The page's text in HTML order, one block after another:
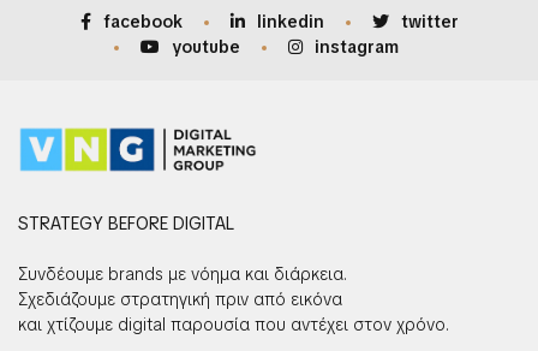
facebook linkedin
twitter
youtube
instagram
STRATEGY BEFORE DIGITAL
Συνδέουμε brands με νόημα και διάρκεια.
Σχεδιάζουμε στρατηγική πριν από εικόνα
και χτίζουμε digital παρουσία που αντέχει στον χρόνο.